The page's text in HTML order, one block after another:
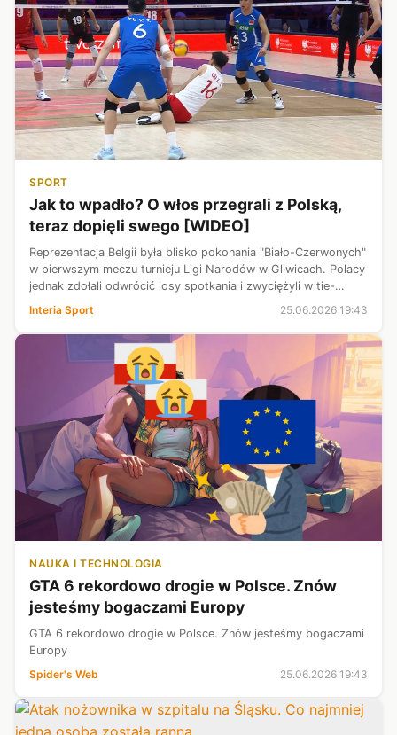
SPORT
Jak to wpadło? O włos przegrali z Polską,
teraz dopięli swego [WIDEO]
Reprezentacja Belgii była blisko pokonania "Biało-Czerwonych"
w pierwszym meczu turnieju Ligi Narodów w Gliwicach. Polacy
jednak zdołali odwrócić losy spotkania i zwyciężyli w tie-
starciu z r...
Interia Sport 25.06.2026 19:43
NAUKA I TECHNOLOGIA
GTA 6 rekordowo drogie w Polsce. Znów
jesteśmy bogaczami Europy
GTA 6 rekordowo drogie w Polsce. Znów jesteśmy bogaczami
Europy
Spider's Web
25.06.2026 19:43